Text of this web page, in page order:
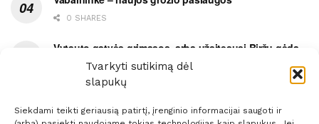
Tvarkyti sutikimą dėl
slapukų
Siekdami teikti geriausią patirtį, įrenginio informacijai saugoti ir
0 SHARES
Vytauto gatvės grimasos, arba užsitęsusi Biržų gėda
0 SHARES